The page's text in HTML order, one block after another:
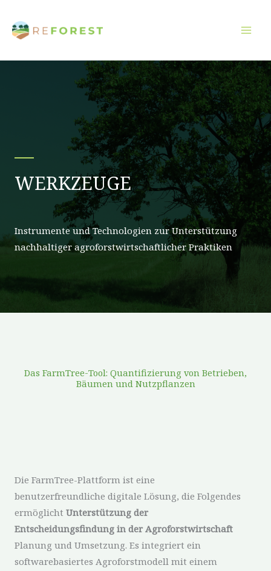
Inhalt
springen
WERKZEUGE
Instrumente und Technologien zur Unterstützung
nachhaltiger agroforstwirtschaftlicher Praktiken
Das FarmTree-Tool: Quantifizierung von Betrieben,
Bäumen und Nutzpflanzen
Die FarmTree-Plattform ist eine
benutzerfreundliche digitale Lösung, die Folgendes
ermöglicht Unterstützung der
Entscheidungsfindung in der Agroforstwirtschaft
Planung und Umsetzung. Es integriert ein
softwarebasiertes Agroforstmodell mit einem